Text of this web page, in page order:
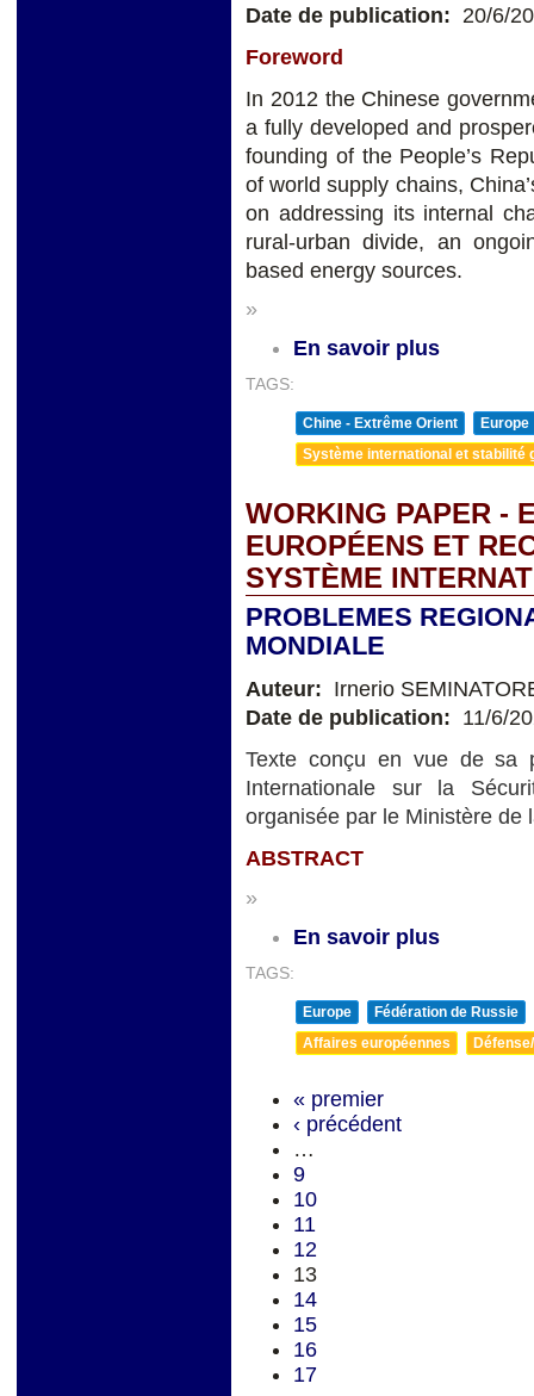
Date de publication: 20/6/
Foreword
In 2012 the Chinese
a fully developed and
founding of the People’s
of world supply chains,
on addressing its internal
rural-urban divide, an
based energy sources.
»
En savoir plus
TAGS:
Chine - Extrême Orient
Europe
Système international et stabilité
WORKING PAPER -
EUROPÉENS ET
SYSTÈME
PROBLEMES
MONDIALE
Auteur: Irnerio
Date de publication: 11/6/
Texte conçu en vue de sa
Internationale sur la
organisée par le Ministère de
ABSTRACT
»
En savoir plus
TAGS:
Europe
Fédération de Russie
Affaires européennes
« premier
‹ précédent
…
9
10
11
12
13
14
15
16
17